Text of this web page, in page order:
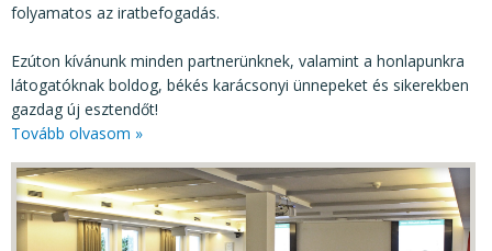
folyamatos az iratbefogadás.
Ezúton kívánunk minden partnerünknek, valamint a honlapunkra
látogatóknak boldog, békés karácsonyi ünnepeket és sikerekben
gazdag új esztendőt!
Tovább olvasom »